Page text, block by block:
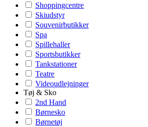
Shoppingcentre
Skiudstyr
Souvenirbutikker
Spa
Spillehaller
Sportsbutikker
Tankstationer
Teatre
Videoudlejninger
Tøj & Sko
2nd Hand
Børnesko
Børnetøj